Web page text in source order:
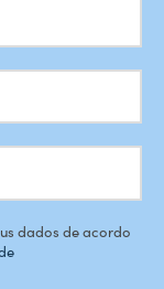
dados de acordo